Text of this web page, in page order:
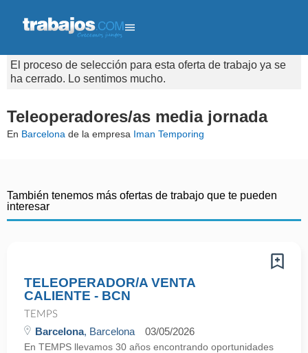
El proceso de selección para esta oferta de trabajo ya se
ha cerrado. Lo sentimos mucho.
Teleoperadores/as media jornada
En Barcelona de la empresa Iman Temporing
También tenemos más ofertas de trabajo que te pueden
interesar
TELEOPERADOR/A VENTA
CALIENTE - BCN
TEMPS
Barcelona, Barcelona 03/05/2026
En TEMPS llevamos 30 años encontrando oportunidades